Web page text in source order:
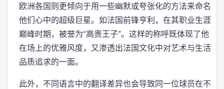
欧洲各国则更倾向于用一些幽默或夸张化的方法来命名
他们心中的超级巨星。如法国前锋亨利，在其职业生涯
巅峰时期，被誉为“高贵王子”。这样的称呼既体现了他
在场上的优雅风度，又渗透出法国文化中对艺术与生活
品质追求的一面。
此外，不同语言中的翻译差异也会导致同一位球员在不